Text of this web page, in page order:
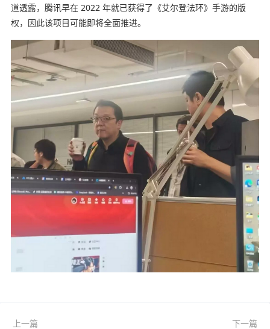
道透露，腾讯早在 2022 年就已获得了《艾尔登法环》手游的版
权，因此该项目可能即将全面推进。
上一篇 下一篇